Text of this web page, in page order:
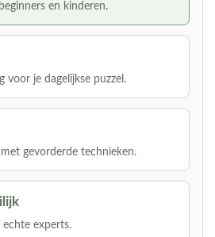
en kinderen.
voor je dagelijkse puzzel.
gevorderde technieken.
echte experts.